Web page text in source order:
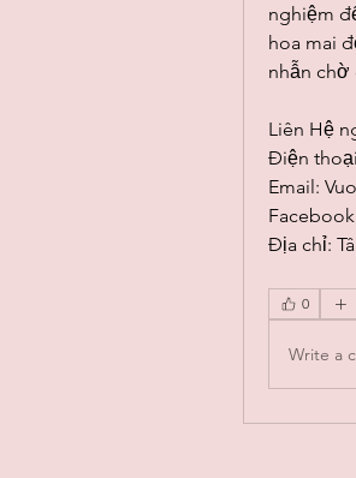
nghiệm
hoa mai
nhẫn
Liên Hệ
Điện
Email:
Địa chỉ:
0
Write a